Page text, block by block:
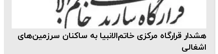
هشدار قرارگاه مرکزی خاتم‌الانبیا به ساکنان سرزمین‌های
اشغالی